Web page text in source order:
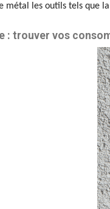
métal les outils tels que
: trouver vos